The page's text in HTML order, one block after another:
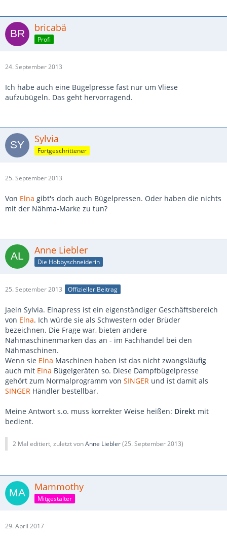
bricabä
Profi
24. September 2013
Ich habe auch eine Bügelpresse fast nur um Vliese
aufzubügeln. Das geht hervorragend.
Sylvia
Fortgeschrittener
25. September 2013
Von Elna gibt's doch auch Bügelpressen. Oder haben die nichts
mit der Nähma-Marke zu tun?
Anne Liebler
Die Hobbyschneiderin
25. September 2013 Offizieller Beitrag
Jaein Sylvia. Elnapress ist ein eigenständiger Geschäftsbereich
von Elna. Ich würde sie als Schwestern oder Brüder
bezeichnen. Die Frage war, bieten andere
Nähmaschinenmarken das an - im Fachhandel bei den
Nähmaschinen.
Wenn sie Elna Maschinen haben ist das nicht zwangsläufig
auch mit Elna Bügelgeräten so. Diese Dampfbügelpresse
gehört zum Normalprogramm von SINGER und ist damit als
SINGER Händler bestellbar.
Meine Antwort s.o. muss korrekter Weise heißen: Direkt mit
bedient.
2 Mal editiert, zuletzt vonAnne Liebler(25. September 2013)
Mammothy
Mitgestalter
29. April 2017